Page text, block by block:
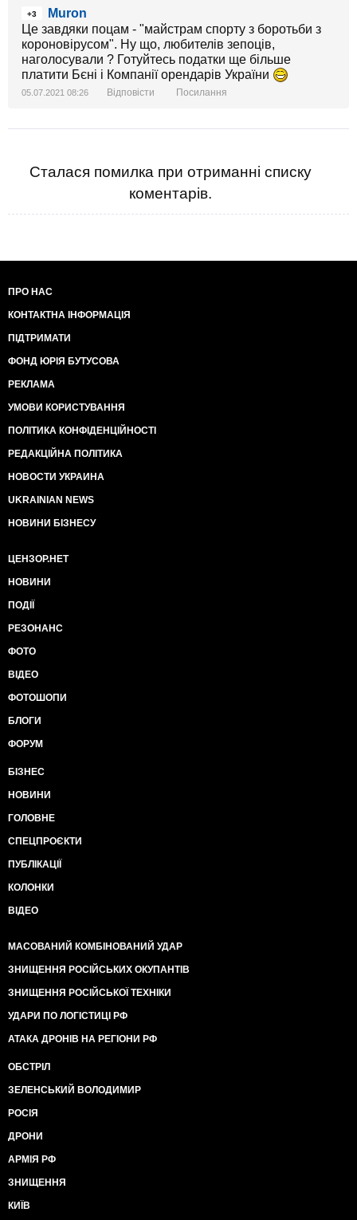
+3
Muron
Це завдяки поцам - "майстрам спорту з боротьби з
короновірусом". Ну що, любителів зепоців,
наголосували ? Готуйтесь податки ще більше
платити Бєні і Компанії орендарів України
05.07.2021 08:26 Відповісти Посилання
Сталася помилка при отриманні списку
коментарів.
ПРО НАС
КОНТАКТНА ІНФОРМАЦІЯ
ПІДТРИМАТИ
ФОНД ЮРІЯ БУТУСОВА
РЕКЛАМА
УМОВИ КОРИСТУВАННЯ
ПОЛІТИКА КОНФІДЕНЦІЙНОСТІ
РЕДАКЦІЙНА ПОЛІТИКА
НОВОСТИ УКРАИНА
UKRAINIAN NEWS
НОВИНИ БІЗНЕСУ
ЦЕНЗОР.НЕТ
НОВИНИ
ПОДІЇ
РЕЗОНАНС
ФОТО
ВІДЕО
ФОТОШОПИ
БЛОГИ
ФОРУМ
БІЗНЕС
НОВИНИ
ГОЛОВНЕ
СПЕЦПРОЄКТИ
ПУБЛІКАЦІЇ
КОЛОНКИ
ВІДЕО
МАСОВАНИЙ КОМБІНОВАНИЙ УДАР
ЗНИЩЕННЯ РОСІЙСЬКИХ ОКУПАНТІВ
ЗНИЩЕННЯ РОСІЙСЬКОЇ ТЕХНІКИ
УДАРИ ПО ЛОГІСТИЦІ РФ
АТАКА ДРОНІВ НА РЕГІОНИ РФ
ОБСТРІЛ
ЗЕЛЕНСЬКИЙ ВОЛОДИМИР
РОСІЯ
ДРОНИ
АРМІЯ РФ
ЗНИЩЕННЯ
КИЇВ